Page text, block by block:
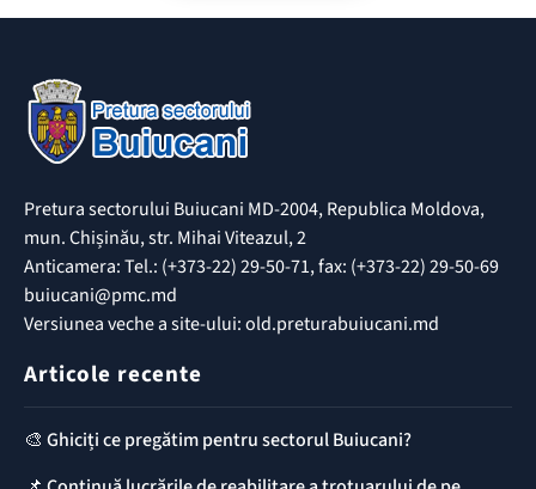
Pretura sectorului Buiucani MD-2004, Republica Moldova,
mun. Chișinău, str. Mihai Viteazul, 2
Anticamera: Tel.: (+373-22) 29-50-71, fax: (+373-22) 29-50-69
buiucani@pmc.md
Versiunea veche a site-ului: old.preturabuiucani.md
Articole recente
🎨 Ghiciți ce pregătim pentru sectorul Buiucani?